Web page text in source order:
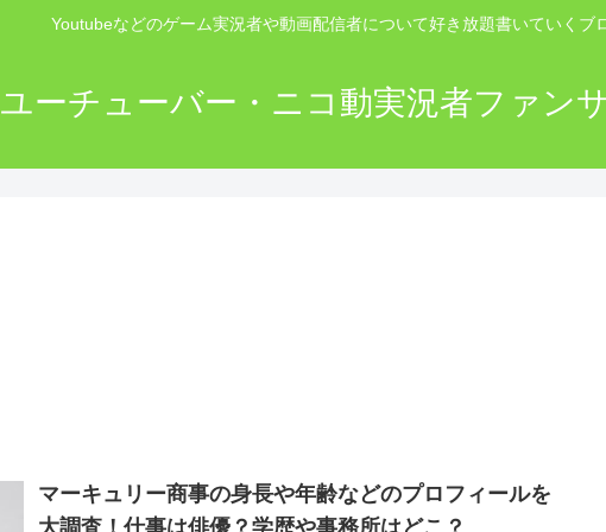
Youtubeなどのゲーム実況者や動画配信者について好き放題書いていくブ
ユーチューバー・ニコ動実況者ファン
マーキュリー商事の身長や年齢などのプロフィールを